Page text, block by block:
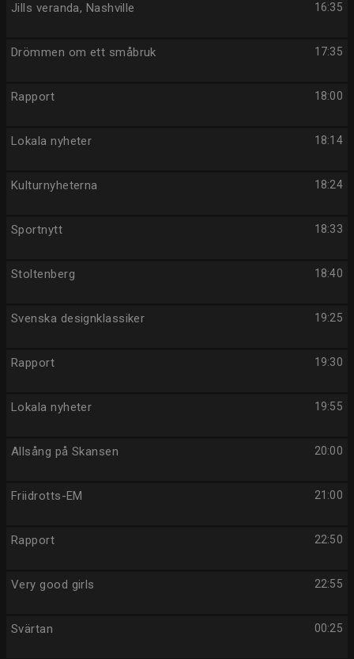
16:35
Jills veranda, Nashville
17:35
Drömmen om ett småbruk
18:00
Rapport
18:14
Lokala nyheter
18:24
Kulturnyheterna
18:33
Sportnytt
18:40
Stoltenberg
19:25
Svenska designklassiker
19:30
Rapport
19:55
Lokala nyheter
20:00
Allsång på Skansen
21:00
Friidrotts-EM
22:50
Rapport
22:55
Very good girls
00:25
Svärtan